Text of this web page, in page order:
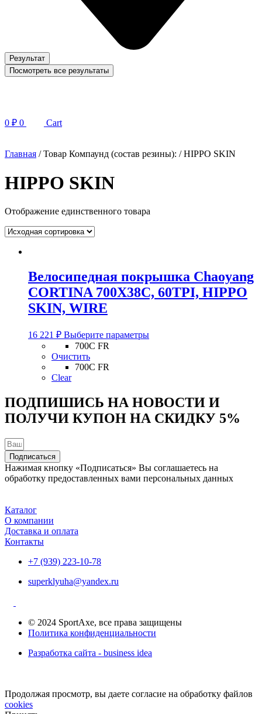
Результат
Посмотреть все результаты
0 ₽ 0 Cart
Главная / Товар Компаунд (состав резины): / HIPPO SKIN
HIPPO SKIN
Отображение единственного товара
Велосипедная покрышка Chaoyang
CORTINA 700Х38C, 60TPI, HIPPO
SKIN, WIRE
16 221 ₽ Выберите параметрыЭтот
можно
выбрать
на
700C FR
Очистить
700C FR
Clear
ПОДПИШИСЬ НА НОВОСТИ И
ПОЛУЧИ КУПОН НА СКИДКУ 5%
Подписаться
Нажимая кнопку «Подписаться» Вы соглашаетесь на
обработку предоставленных вами персональных данных
Каталог
О компании
Доставка и оплата
Контакты
+7 (939) 223-10-78
superklyuha@yandex.ru
© 2024 SportAxe, все права защищены
Политика конфиденциальности
Разработка сайта - business idea
Продолжая просмотр, вы даете согласие на обработку файлов
cookies